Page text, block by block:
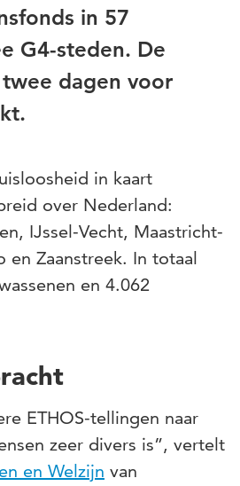
in 57
G4-steden. De
dagen voor
in kaart
over Nederland:
IJssel-Vecht, Maastricht-
en Zaanstreek. In totaal
en 4.062
ETHOS-tellingen naar
zeer divers is”, vertelt
en Welzijn van